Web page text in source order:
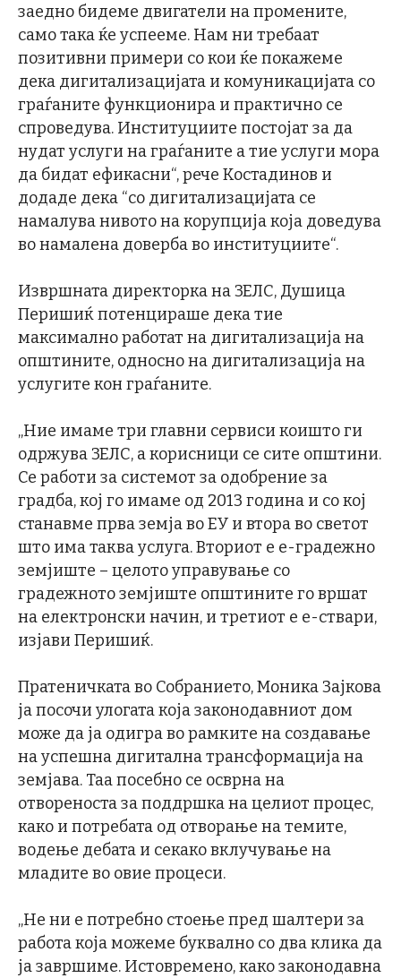
заедно бидеме двигатели на промените,
само така ќе успееме. Нам ни требаат
позитивни примери со кои ќе покажеме
дека дигитализацијата и комуникацијата со
граѓаните функционира и практично се
спроведува. Институциите постојат за да
нудат услуги на граѓаните а тие услуги мора
да бидат ефикасни“, рече Костадинов и
додаде дека “со дигитализацијата се
намалува нивото на корупција која доведува
во намалена доверба во институциите“.
Извршната директорка на ЗЕЛС, Душица
Перишиќ потенцираше дека тие
максимално работат на дигитализација на
општините, односно на дигитализација на
услугите кон граѓаните.
„Ние имаме три главни сервиси коишто ги
одржува ЗЕЛС, а корисници се сите општини.
Се работи за системот за одобрение за
градба, кој го имаме од 2013 година и со кој
станавме прва земја во ЕУ и втора во светот
што има таква услуга. Вториот е е-градежно
земјиште – целото управување со
градежното земјиште општините го вршат
на електронски начин, и третиот е е-ствари,
изјави Перишиќ.
Пратеничката во Собранието, Моника Зајкова
ја посочи улогата која законодавниот дом
може да ја одигра во рамките на создавање
на успешна дигитална трансформација на
земјава. Таа посебно се осврна на
отвореноста за поддршка на целиот процес,
како и потребата од отворање на темите,
водење дебата и секако вклучување на
младите во овие процеси.
„Не ни е потребно стоење пред шалтери за
работа која можеме буквално со два клика да
ја завршиме. Истовремено, како законодавна